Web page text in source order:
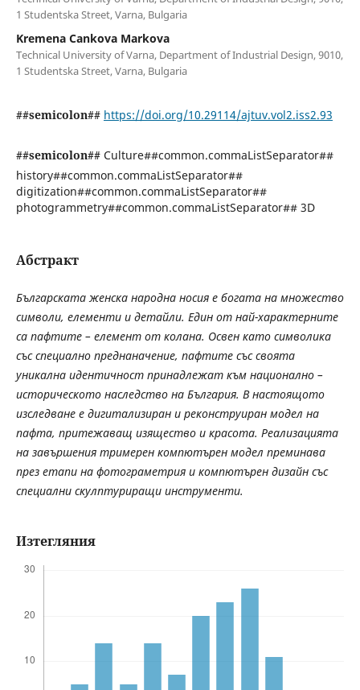
1 Studentska Street, Varna, Bulgaria
Kremena Cankova Markova
Technical University of Varna, Department of Industrial Design, 9010,
1 Studentska Street, Varna, Bulgaria
##semicolon## https://doi.org/10.29114/ajtuv.vol2.iss2.93
##semicolon## Culture##common.commaListSeparator##
history##common.commaListSeparator##
digitization##common.commaListSeparator##
photogrammetry##common.commaListSeparator## 3D
Абстракт
Българската женска народна носия е богата на множество
символи, елементи и детайли. Един от най-характерните
са пафтите – елемент от колана. Освен като символика
със специално преднаначение, пафтите със своята
уникална идентичност принадлежат към национално –
историческото наследство на България. В настоящото
изследване е дигитализиран и реконструиран модел на
пафта, притежаващ изящество и красота. Реализацията
на завършения тримерен компютърен модел преминава
през етапи на фотограметрия и компютърен дизайн със
специални скулптуриращи инструменти.
Изтегляния